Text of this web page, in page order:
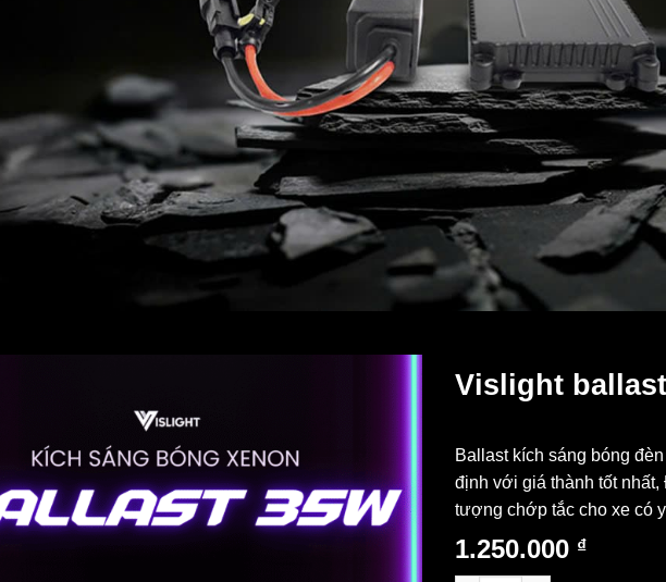
Vislight
Ballast kích sáng bóng
định với giá thành tốt
tượng chớp tắc cho xe có
1.250.000 ₫